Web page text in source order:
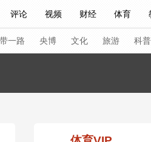
评论 视频 财经 体育
领导人 央视快评 习式妙语
单 听音 微视频 主持人
Монгол
一路 央博 文化 旅游 科普
军事 科技